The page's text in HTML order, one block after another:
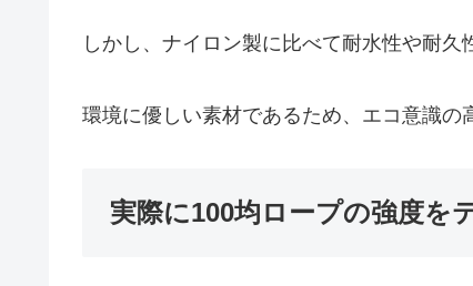
しかし、ナイロン製に比べて耐水性や耐久
環境に優しい素材であるため、エコ意識の
実際に100均ロープの強度を